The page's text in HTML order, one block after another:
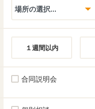
１週間以内
合同説明会